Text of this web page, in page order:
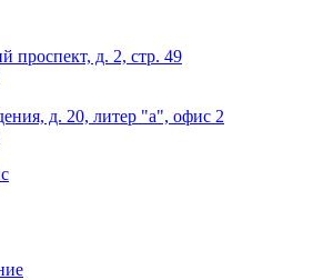
проспект, д. 2, стр. 49
д. 20, литер "a", офис 2